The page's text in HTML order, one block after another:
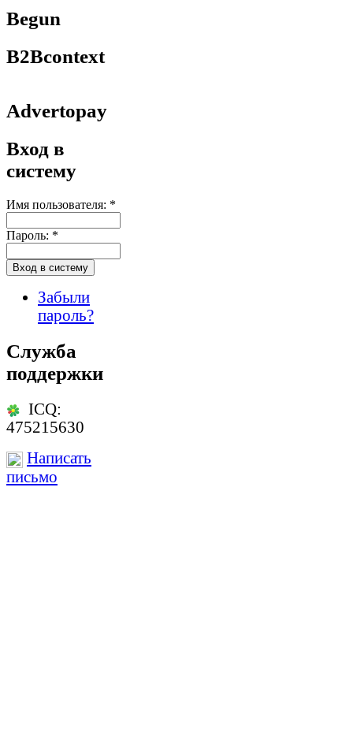
Begun
B2Bcontext
Advertopay
Вход в
систему
Имя пользователя: *
Пароль: *
Забыли
пароль?
Служба
поддержки
ICQ:
475215630
Написать
письмо